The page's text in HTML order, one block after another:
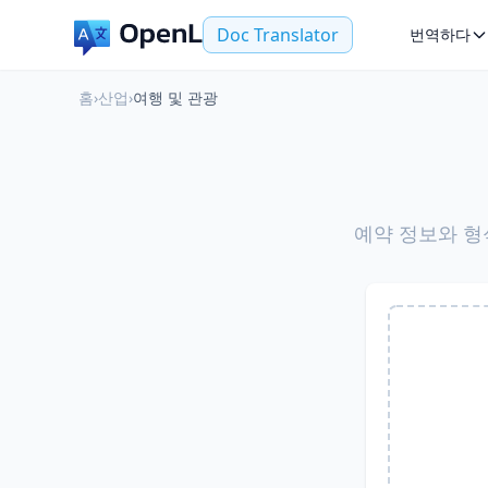
Doc Translator 번역하다
홈›산업›여행 및 관광
예약 정보와